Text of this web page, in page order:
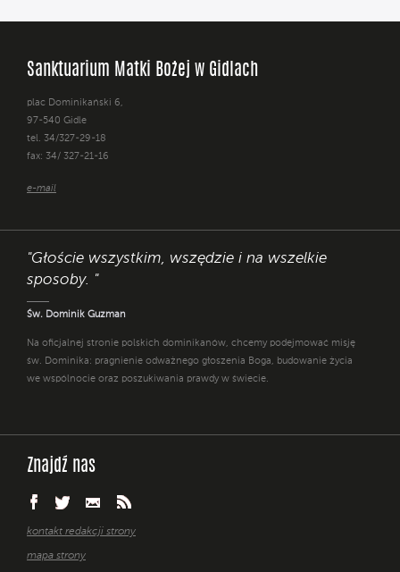
Sanktuarium Matki Bożej w Gidlach
plac Dominikański 6,
97-540 Gidle
tel. 34/327-29-18
fax: 34/ 327-21-16
e-mail
"Głoście wszystkim, wszędzie i na wszelkie
sposoby. "
Św. Dominik Guzman
Na oficjalnej stronie polskich dominikanów, chcemy podejmować misję
św. Dominika: pragnienie odważnego głoszenia Boga, budowanie życia
we wspólnocie oraz poszukiwania prawdy w świecie.
Znajdź nas
kontakt redakcji strony
mapa strony